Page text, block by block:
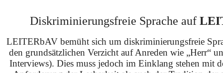
Diskriminierungsfreie Sprache auf
LEITERbAV bemüht sich um diskriminierungsfreie
den grundsätzlichen Verzicht auf Anreden wie „Herr“
Interviews). Dies muss jedoch im Einklang stehen mit